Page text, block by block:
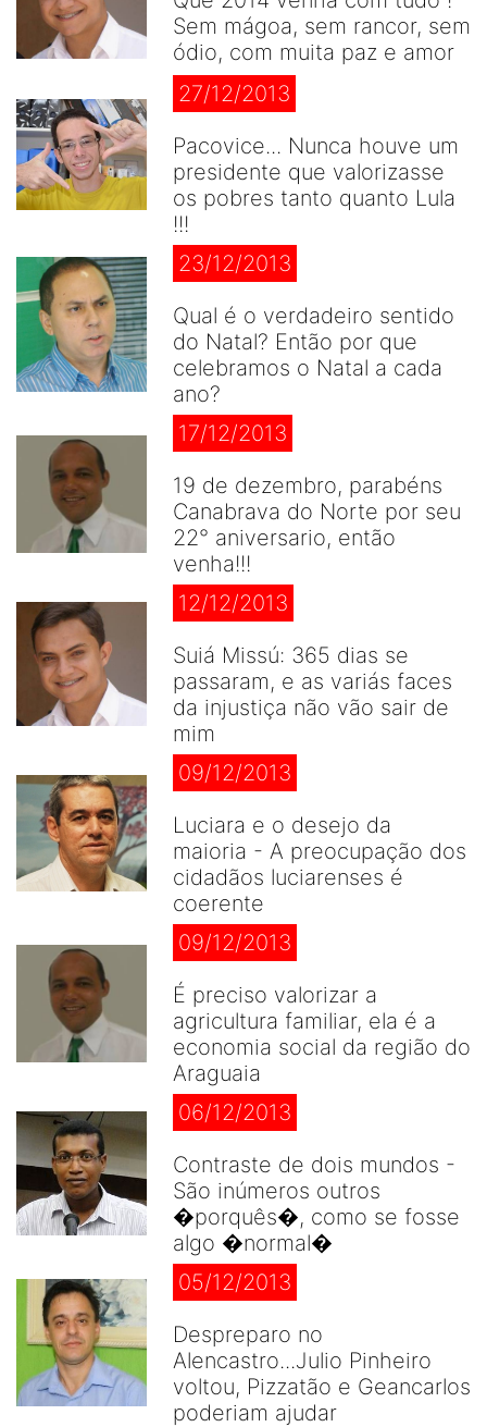
Sem mágoa, sem rancor, sem
ódio, com muita paz e amor
27/12/2013
Pacovice... Nunca houve um
presidente que valorizasse
os pobres tanto quanto Lula
!!!
23/12/2013
Qual é o verdadeiro sentido
do Natal? Então por que
celebramos o Natal a cada
ano?
17/12/2013
19 de dezembro, parabéns
Canabrava do Norte por seu
22° aniversario, então
venha!!!
12/12/2013
Suiá Missú: 365 dias se
passaram, e as variás faces
da injustiça não vão sair de
mim
09/12/2013
Luciara e o desejo da
maioria - A preocupação dos
cidadãos luciarenses é
coerente
09/12/2013
É preciso valorizar a
agricultura familiar, ela é a
economia social da região do
Araguaia
06/12/2013
Contraste de dois mundos -
São inúmeros outros
�porquês�, como se fosse
algo �normal�
05/12/2013
Despreparo no
Alencastro...Julio Pinheiro
voltou, Pizzatão e Geancarlos
poderiam ajudar